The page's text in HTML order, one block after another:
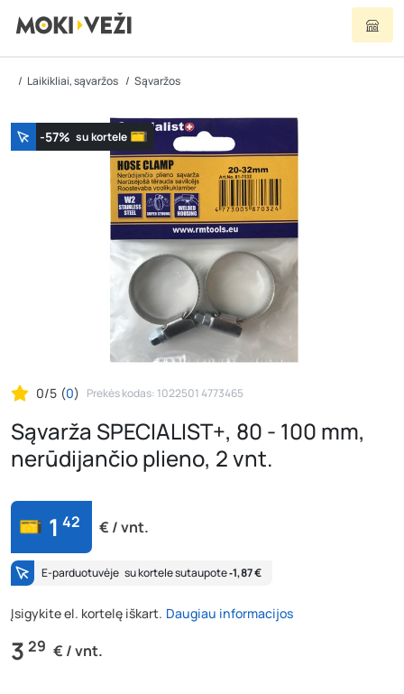
Laikikliai, sąvaržos Sąvaržos
-57% su kortele
0/5 (0) Prekės kodas: 1022501 4773465
Sąvarža SPECIALIST+, 80 - 100 mm,
nerūdijančio plieno, 2 vnt.
1 42 € / vnt.
E-parduotuvėje su kortele sutaupote‐1,87 €
Įsigykite el. kortelę iškart. Daugiau informacijos
3 29 € / vnt.